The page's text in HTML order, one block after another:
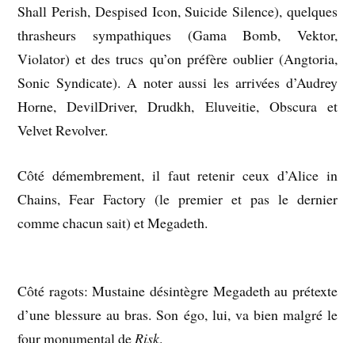
Shall Perish, Despised Icon, Suicide Silence), quelques
thrasheurs sympathiques (Gama Bomb, Vektor,
Violator) et des trucs qu’on préfère oublier (Angtoria,
Sonic Syndicate). A noter aussi les arrivées d’Audrey
Horne, DevilDriver, Drudkh, Eluveitie, Obscura et
Velvet Revolver.
Côté démembrement, il faut retenir ceux d’Alice in
Chains, Fear Factory (le premier et pas le dernier
comme chacun sait) et Megadeth.
Côté ragots: Mustaine désintègre Megadeth au prétexte
d’une blessure au bras. Son égo, lui, va bien malgré le
four monumental de Risk.